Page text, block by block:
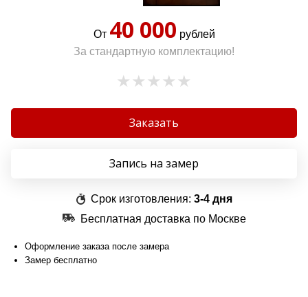
От 40 000 рублей
За стандартную комплектацию!
Заказать
Запись на замер
Срок изготовления: 3-4 дня
Бесплатная доставка по Москве
Оформление заказа после замера
Замер бесплатно